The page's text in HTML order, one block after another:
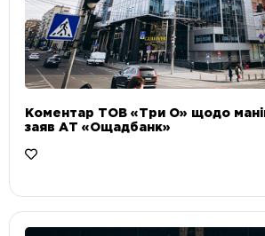
Коментар ТОВ «Три О» щодо
заяв АТ «Ощадбанк»